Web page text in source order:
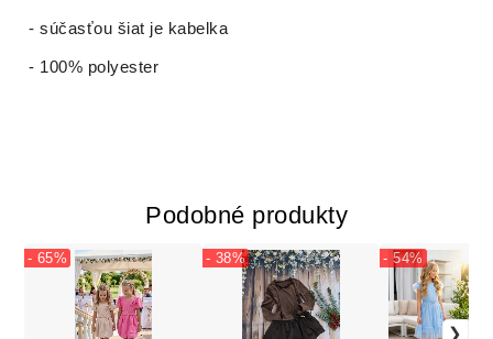
- súčasťou šiat je kabelka
- 100% polyester
Podobné produkty
- 65% - 38% - 54%